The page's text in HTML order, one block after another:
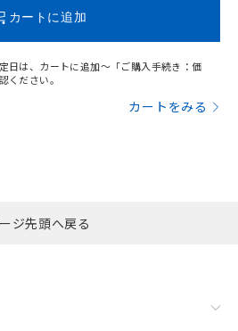
カートに追加
日は、カートに追加～「ご購入手続き：価
ください。
カートをみる
ジ先頭へ戻る